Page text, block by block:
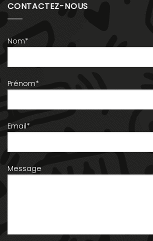
CONTACTEZ-NOUS
Nom*
Prénom*
Email*
Message